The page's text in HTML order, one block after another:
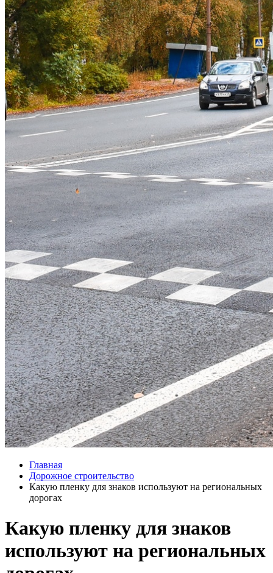
Главная
Дорожное строительство
Какую пленку для знаков используют на региональных
дорогах
Какую пленку для знаков
используют на региональных